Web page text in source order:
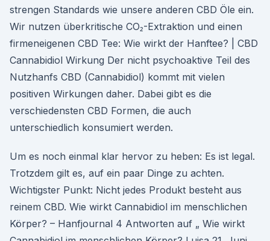
strengen Standards wie unsere anderen CBD Öle ein.
Wir nutzen überkritische CO₂-Extraktion und einen
firmeneigenen CBD Tee: Wie wirkt der Hanftee? | CBD
Cannabidiol Wirkung Der nicht psychoaktive Teil des
Nutzhanfs CBD (Cannabidiol) kommt mit vielen
positiven Wirkungen daher. Dabei gibt es die
verschiedensten CBD Formen, die auch
unterschiedlich konsumiert werden.
Um es noch einmal klar hervor zu heben: Es ist legal.
Trotzdem gilt es, auf ein paar Dinge zu achten.
Wichtigster Punkt: Nicht jedes Produkt besteht aus
reinem CBD. Wie wirkt Cannabidiol im menschlichen
Körper? – Hanfjournal 4 Antworten auf „ Wie wirkt